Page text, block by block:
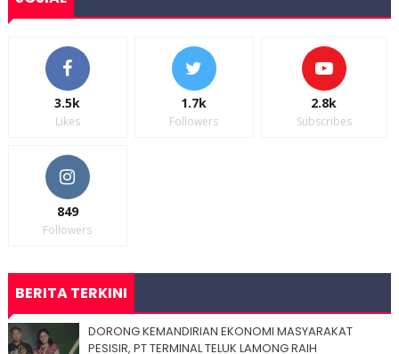
3.5k
Likes
1.7k
Followers
2.8k
Subscribes
849
Followers
BERITA TERKINI
DORONG KEMANDIRIAN EKONOMI MASYARAKAT
PESISIR, PT TERMINAL TELUK LAMONG RAIH